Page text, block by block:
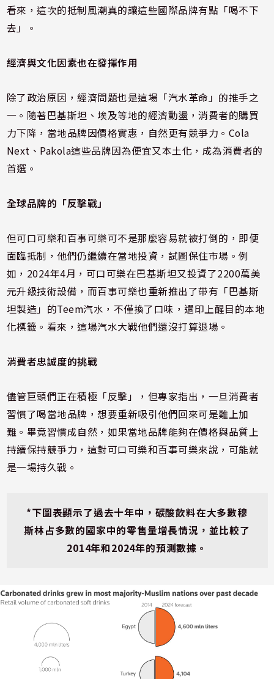
看來，這次的抵制風潮真的讓這些國際品牌有點「喝不下
去」。
經濟與文化因素也在發揮作用
除了政治原因，經濟問題也是這場「汽水革命」的推手之
一。隨著巴基斯坦、埃及等地的經濟動盪，消費者的購買
力下降，當地品牌因價格實惠，自然更有競爭力。Cola
Next、Pakola這些品牌因為便宜又本土化，成為消費者的
首選。
全球品牌的「反擊戰」
但可口可樂和百事可樂可不是那麼容易就被打倒的，即便
面臨抵制，他們仍繼續在當地投資，試圖保住市場。例
如，2024年4月，可口可樂在巴基斯坦又投資了2200萬美
元升級技術設備，而百事可樂也重新推出了帶有「巴基斯
坦製造」的Teem汽水，不僅換了口味，還印上醒目的本地
化標籤。看來，這場汽水大戰他們還沒打算退場。
消費者忠誠度的挑戰
儘管巨頭們正在積極「反擊」，但專家指出，一旦消費者
習慣了喝當地品牌，想要重新吸引他們回來可是難上加
難。畢竟習慣成自然，如果當地品牌能夠在價格與品質上
持續保持競爭力，這對可口可樂和百事可樂來說，可能就
是一場持久戰。
*下圖表顯示了過去十年中，碳酸飲料在大多數穆
斯林占多數的國家中的零售量增長情況，並比較了
2014年和2024年的預測數據。